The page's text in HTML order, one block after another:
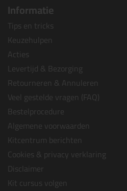
Informatie
Tips en tricks
Keuzehulpen
Acties
Levertijd & Bezorging
Retourneren & Annuleren
Veel gestelde vragen (FAQ)
Bestelprocedure
Algemene voorwaarden
Kitcentrum berichten
Cookies & privacy verklaring
Disclaimer
Kit cursus volgen